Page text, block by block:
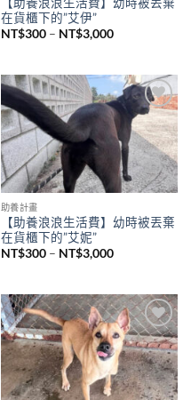
在貨櫃下的”艾伊”
NT$300 – NT$3,000
Add to
wishlist
助養計畫
【助養浪浪生活費】幼時被丟棄
在貨櫃下的”艾妮”
NT$300 – NT$3,000
Add to
wishlist